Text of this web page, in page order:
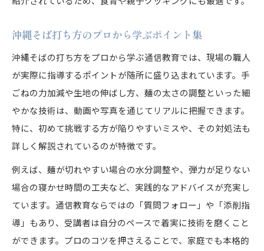
沖縄そば打ち方のプロから学ぶポイント集
沖縄そばの打ち方をプロから学ぶ通信教育では、現場の職人
が実際に指導するポイントが随所に盛り込まれています。手
ごねの力加減や生地の伸ばし方、麺の太さの調整といった細
やかな技術は、動画や写真を通じてリアルに把握できます。
特に、初めて挑戦する方が陥りやすいミスや、その対処法も
詳しく解説されているのが特徴です。
例えば、麺が切れやすい場合の水分調整や、弾力が足りない
場合の寝かせ時間の工夫など、実践的なアドバイスが充実し
ています。通信教育ならではの「質問フォロー」や「添削指
導」もあり、受講者は自分のペースで着実に技術を磨くこと
ができます。プロのコツを押さえることで、家庭でも本格的